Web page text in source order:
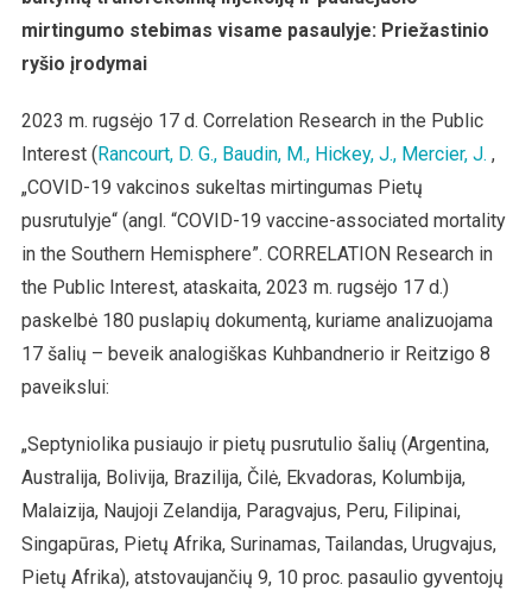
mirtingumo stebimas visame pasaulyje: Priežastinio
ryšio įrodymai
2023 m. rugsėjo 17 d. Correlation Research in the Public
Interest (Rancourt, D. G., Baudin, M., Hickey, J., Mercier, J. ,
„COVID-19 vakcinos sukeltas mirtingumas Pietų
pusrutulyje“ (angl. “COVID-19 vaccine-associated mortality
in the Southern Hemisphere”. CORRELATION Research in
the Public Interest, ataskaita, 2023 m. rugsėjo 17 d.)
paskelbė 180 puslapių dokumentą, kuriame analizuojama
17 šalių – beveik analogiškas Kuhbandnerio ir Reitzigo 8
paveikslui:
„Septyniolika pusiaujo ir pietų pusrutulio šalių (Argentina,
Australija, Bolivija, Brazilija, Čilė, Ekvadoras, Kolumbija,
Malaizija, Naujoji Zelandija, Paragvajus, Peru, Filipinai,
Singapūras, Pietų Afrika, Surinamas, Tailandas, Urugvajus,
Pietų Afrika), atstovaujančių 9, 10 proc. pasaulio gyventojų